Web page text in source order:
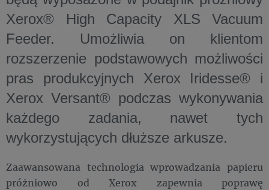
Xerox® High Capacity XLS Vacuum
Feeder. Umożliwia on klientom
rozszerzenie podstawowych możliwości
pras produkcyjnych Xerox Iridesse® i
Xerox Versant® podczas wykonywania
każdego zadania, nawet tych
wykorzystujących dłuższe arkusze.
Zaawansowana technologia wprowadzania papieru
próżniowo od Xerox zapewnia poprawę